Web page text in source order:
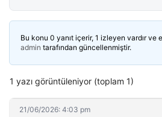
Bu konu 0 yanıt içerir, 1 izleyen vardır ve
admin tarafından güncellenmiştir.
1 yazı görüntüleniyor (toplam 1)
21/06/2026: 4:03 pm